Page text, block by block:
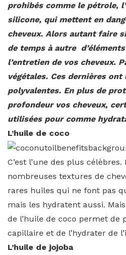
prohibés comme le pétrole,
silicone, qui mettent en
cheveux. Alors autant faire
de temps à autre
l’entretien de vos cheveux.
végétales. Ces dernières ont
polyvalentes. En plus de
profondeur vos cheveux,
utilisées pour comme
L’huile de coco
C’est l’une des plus
nombreuses textures de
rares huiles qui ne font pas
mais les hydratent aussi.
de l’huile de coco permet de
capillaire et de l’hydrater de
L’huile de jojoba